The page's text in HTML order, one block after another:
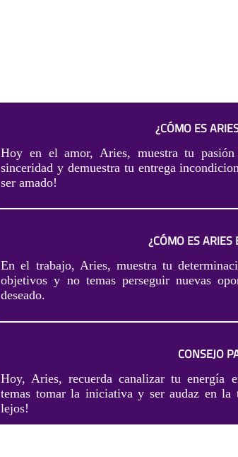
¿CÓMO ES
Hoy en el amor, Aries, muestra tu
sinceridad y demuestra tu entrega
ser amado!
¿CÓMO ES ARIES
En el trabajo, Aries, muestra tu
objetivos y no temas perseguir nuevas
deseado.
CONSEJO
Hoy, Aries, recuerda canalizar tu energía
temas tomar la iniciativa y ser audaz en la
lejos!